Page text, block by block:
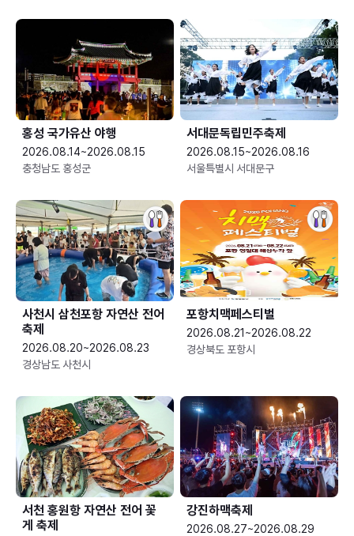
홍성 국가유산 야행
2026.08.14~2026.08.15
충청남도 홍성군
서대문독립민주축제
2026.08.15~2026.08.16
서울특별시 서대문구
사천시 삼천포항 자연산 전어
축제
2026.08.20~2026.08.23
경상남도 사천시
포항치맥페스티벌
2026.08.21~2026.08.22
경상북도 포항시
서천 홍원항 자연산 전어 꽃
게 축제
강진하맥축제
2026.08.27~2026.08.29